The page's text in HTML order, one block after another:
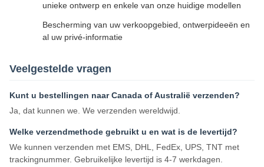
unieke ontwerp en enkele van onze huidige modellen
Bescherming van uw verkoopgebied, ontwerpideeën en
al uw privé-informatie
Veelgestelde vragen
Kunt u bestellingen naar Canada of Australië verzenden?
Ja, dat kunnen we. We verzenden wereldwijd.
Welke verzendmethode gebruikt u en wat is de levertijd?
We kunnen verzenden met EMS, DHL, FedEx, UPS, TNT met
trackingnummer. Gebruikelijke levertijd is 4-7 werkdagen.